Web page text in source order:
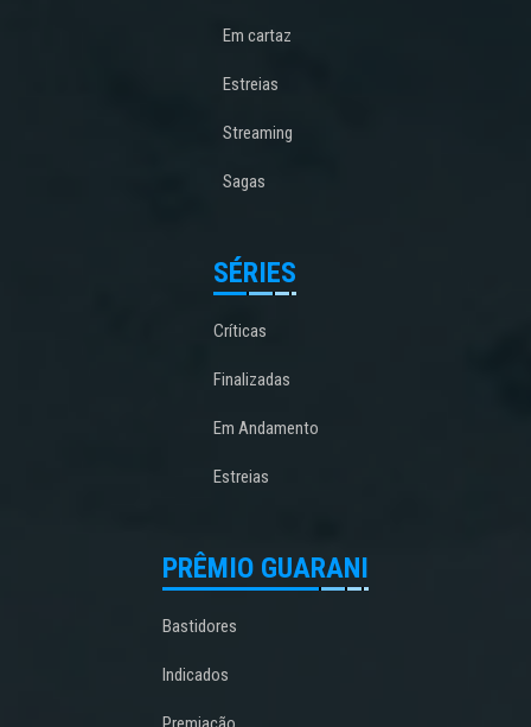
Em cartaz
Estreias
Streaming
Sagas
SÉRIES
Críticas
Finalizadas
Em Andamento
Estreias
PRÊMIO GUARANI
Bastidores
Indicados